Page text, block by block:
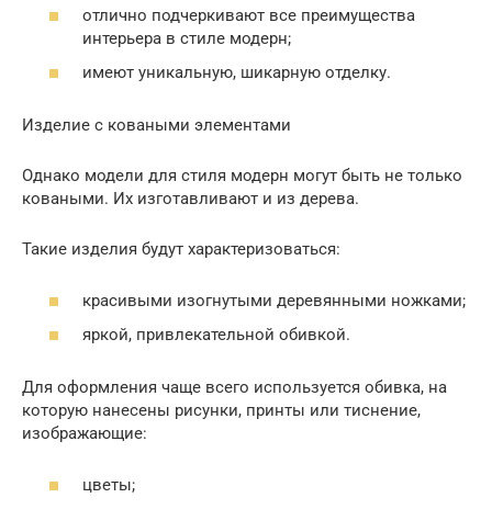
отлично подчеркивают все преимущества
интерьера в стиле модерн;
имеют уникальную, шикарную отделку.
Изделие с коваными элементами
Однако модели для стиля модерн могут быть не только
коваными. Их изготавливают и из дерева.
Такие изделия будут характеризоваться:
красивыми изогнутыми деревянными ножками;
яркой, привлекательной обивкой.
Для оформления чаще всего используется обивка, на
которую нанесены рисунки, принты или тиснение,
изображающие:
цветы;